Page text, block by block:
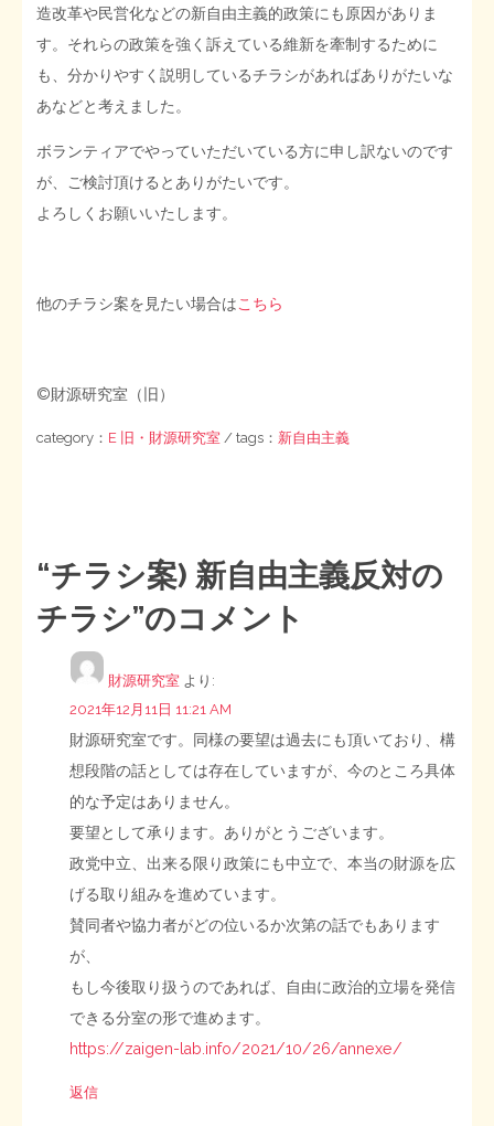
造改革や民営化などの新自由主義的政策にも原因がありま
す。それらの政策を強く訴えている維新を牽制するために
も、分かりやすく説明しているチラシがあればありがたいな
あなどと考えました。
ボランティアでやっていただいている方に申し訳ないのです
が、ご検討頂けるとありがたいです。
よろしくお願いいたします。
他のチラシ案を見たい場合はこちら
©財源研究室（旧）
category： E 旧・財源研究室 / tags： 新自由主義
“チラシ案) 新自由主義反対の
チラシ”のコメント
財源研究室 より:
2021年12月11日 11:21 AM
財源研究室です。同様の要望は過去にも頂いており、構
想段階の話としては存在していますが、今のところ具体
的な予定はありません。
要望として承ります。ありがとうございます。
政党中立、出来る限り政策にも中立で、本当の財源を広
げる取り組みを進めています。
賛同者や協力者がどの位いるか次第の話でもあります
が、
もし今後取り扱うのであれば、自由に政治的立場を発信
できる分室の形で進めます。
https://zaigen-lab.info/2021/10/26/annexe/
返信